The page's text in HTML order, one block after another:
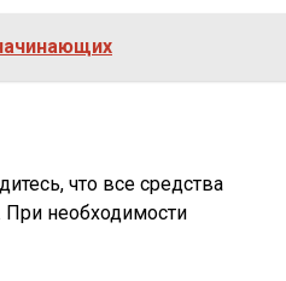
что все средства
При необходимости